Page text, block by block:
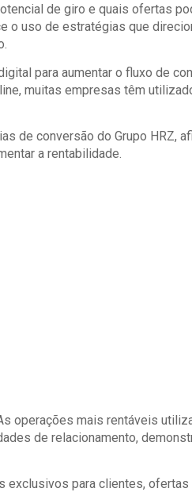
de giro e quais ofertas
o uso de estratégias que
para aumentar o fluxo de
muitas empresas têm
de conversão do Grupo HRZ,
a rentabilidade.
operações mais rentáveis
de relacionamento,
para clientes,